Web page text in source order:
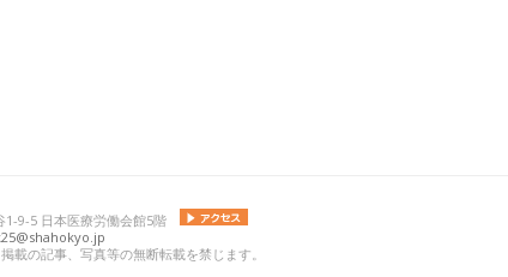
1-9-5 日本医療労働会館5階
の記事、写真等の無断転載を禁じます。